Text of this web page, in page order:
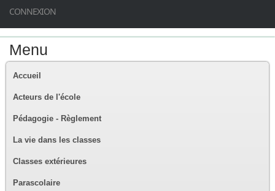
CONNEXION
Menu
Accueil
Acteurs de l'école
Pédagogie - Règlement
La vie dans les classes
Classes extérieures
Parascolaire